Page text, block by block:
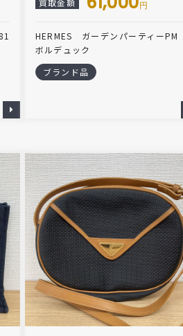
買取金額 円
HERMES ガーデンパーティーPM
ボルデュック
ブランド品